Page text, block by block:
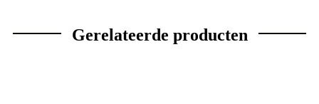
Gerelateerde producten